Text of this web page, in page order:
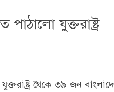
যুক্তরাষ্ট্র
থেকে ৩৯ জন